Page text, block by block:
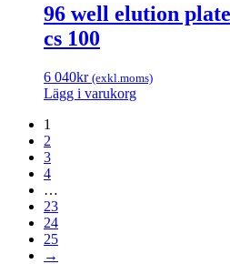
96 well elution
cs 100
6 040kr (exkl.moms)
Lägg i varukorg
1
2
3
4
…
23
24
25
→